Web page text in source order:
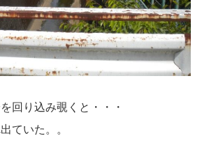
回り込み覗くと・・・
ていた。。